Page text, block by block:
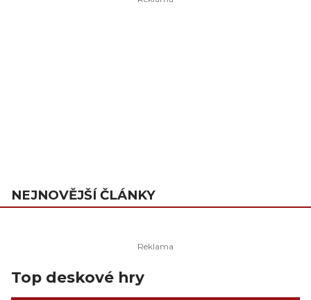
NEJNOVĚJŠÍ ČLÁNKY
Top deskové hry